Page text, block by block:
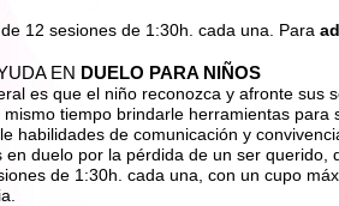
12 sesiones de 1:30h. cada una. Para
EN DUELO PARA NIÑOS
es que el niño reconozca y afronte
tiempo brindarle herramientas
habilidades de comunicación y
en duelo por la pérdida de un ser querido,
de 1:30h. cada una, con un cupo